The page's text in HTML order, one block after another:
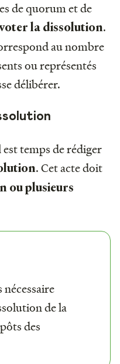
de quorum et de
la dissolution.
au nombre
ou représentés
délibérer.
temps de rédiger
. Cet acte doit
ou plusieurs
nécessaire
de la
des